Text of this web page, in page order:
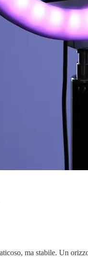
ma stabile. Un